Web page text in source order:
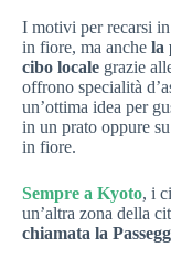
I motivi per recarsi
in fiore, ma anche la
cibo locale grazie
offrono specialità
un’ottima idea per
in un prato oppure
in fiore.
Sempre a Kyoto, i
un’altra zona della
chiamata la